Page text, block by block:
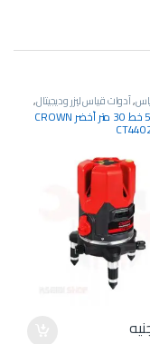
,أدوات قياس ليزر وديجيتال,
ميزان ليزر 5 خط 30 متر أخضر CROWN